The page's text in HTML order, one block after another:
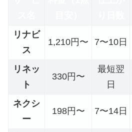
リナビ
ス
1,210円〜 7〜10日
リネッ
ト
330円〜
最短翌
日
ネクシ
ー
198円〜 7〜14日